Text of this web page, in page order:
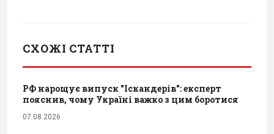
СХОЖІ СТАТТІ
РФ нарощує випуск "Іскандерів": експерт
пояснив, чому Україні важко з цим боротися
07.08.2026